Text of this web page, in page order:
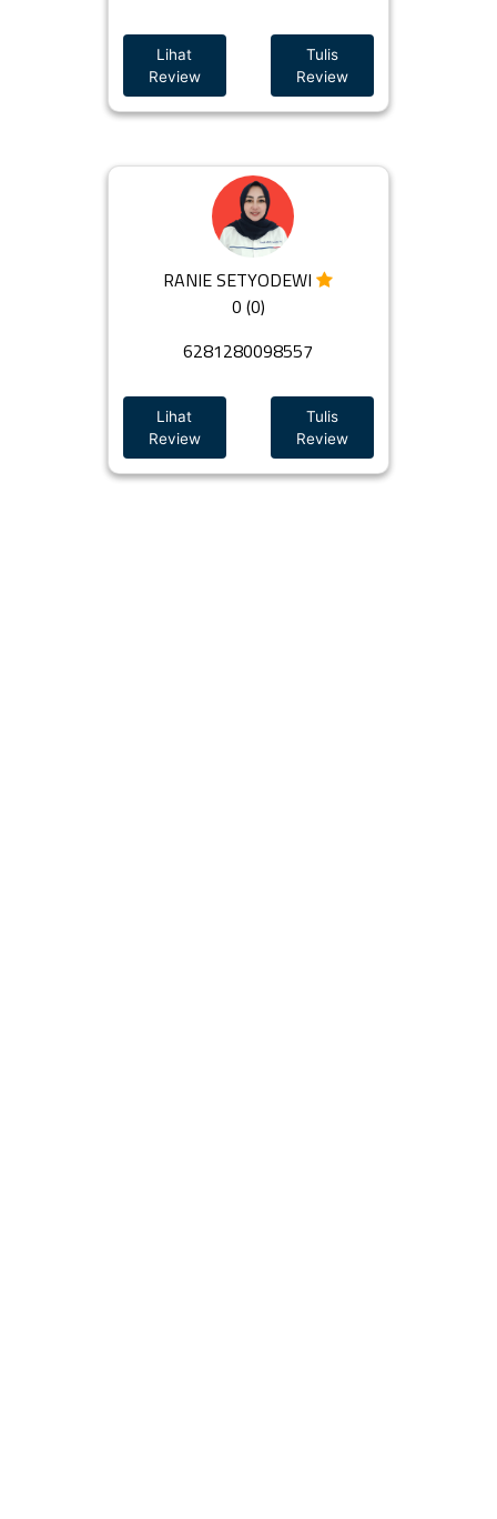
Lihat
Review
Tulis
Review
RANIE SETYODEWI
0 (0)
6281280098557
Lihat
Review
Tulis
Review